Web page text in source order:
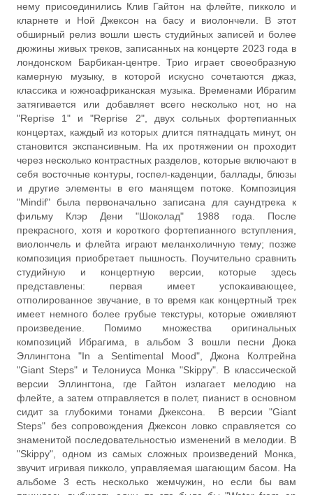
нему присоединились Клив Гайтон на флейте, пикколо и
кларнете и Ной Джексон на басу и виолончели. В этот
обширный релиз вошли шесть студийных записей и более
дюжины живых треков, записанных на концерте 2023 года в
лондонском Барбикан-центре. Трио играет своеобразную
камерную музыку, в которой искусно сочетаются джаз,
классика и южноафриканская музыка. Временами Ибрагим
затягивается или добавляет всего несколько нот, но на
"Reprise 1" и "Reprise 2", двух сольных фортепианных
концертах, каждый из которых длится пятнадцать минут, он
становится экспансивным. На их протяжении он проходит
через несколько контрастных разделов, которые включают в
себя восточные контуры, госпел-каденции, баллады, блюзы
и другие элементы в его манящем потоке. Композиция
"Mindif" была первоначально записана для саундтрека к
фильму Клэр Дени "Шоколад" 1988 года. После
прекрасного, хотя и короткого фортепианного вступления,
виолончель и флейта играют меланхоличную тему; позже
композиция приобретает пышность. Поучительно сравнить
студийную и концертную версии, которые здесь
представлены: первая имеет успокаивающее,
отполированное звучание, в то время как концертный трек
имеет немного более грубые текстуры, которые оживляют
произведение. Помимо множества оригинальных
композиций Ибрагима, в альбом 3 вошли песни Дюка
Эллингтона "In a Sentimental Mood", Джона Колтрейна
"Giant Steps" и Телониуса Монка "Skippy". В классической
версии Эллингтона, где Гайтон излагает мелодию на
флейте, а затем отправляется в полет, пианист в основном
сидит за глубокими тонами Джексона. В версии "Giant
Steps" без сопровождения Джексон ловко справляется со
знаменитой последовательностью изменений в мелодии. В
"Skippy", одном из самых сложных произведений Монка,
звучит игривая пикколо, управляемая шагающим басом. На
альбоме 3 есть несколько жемчужин, но если бы вам